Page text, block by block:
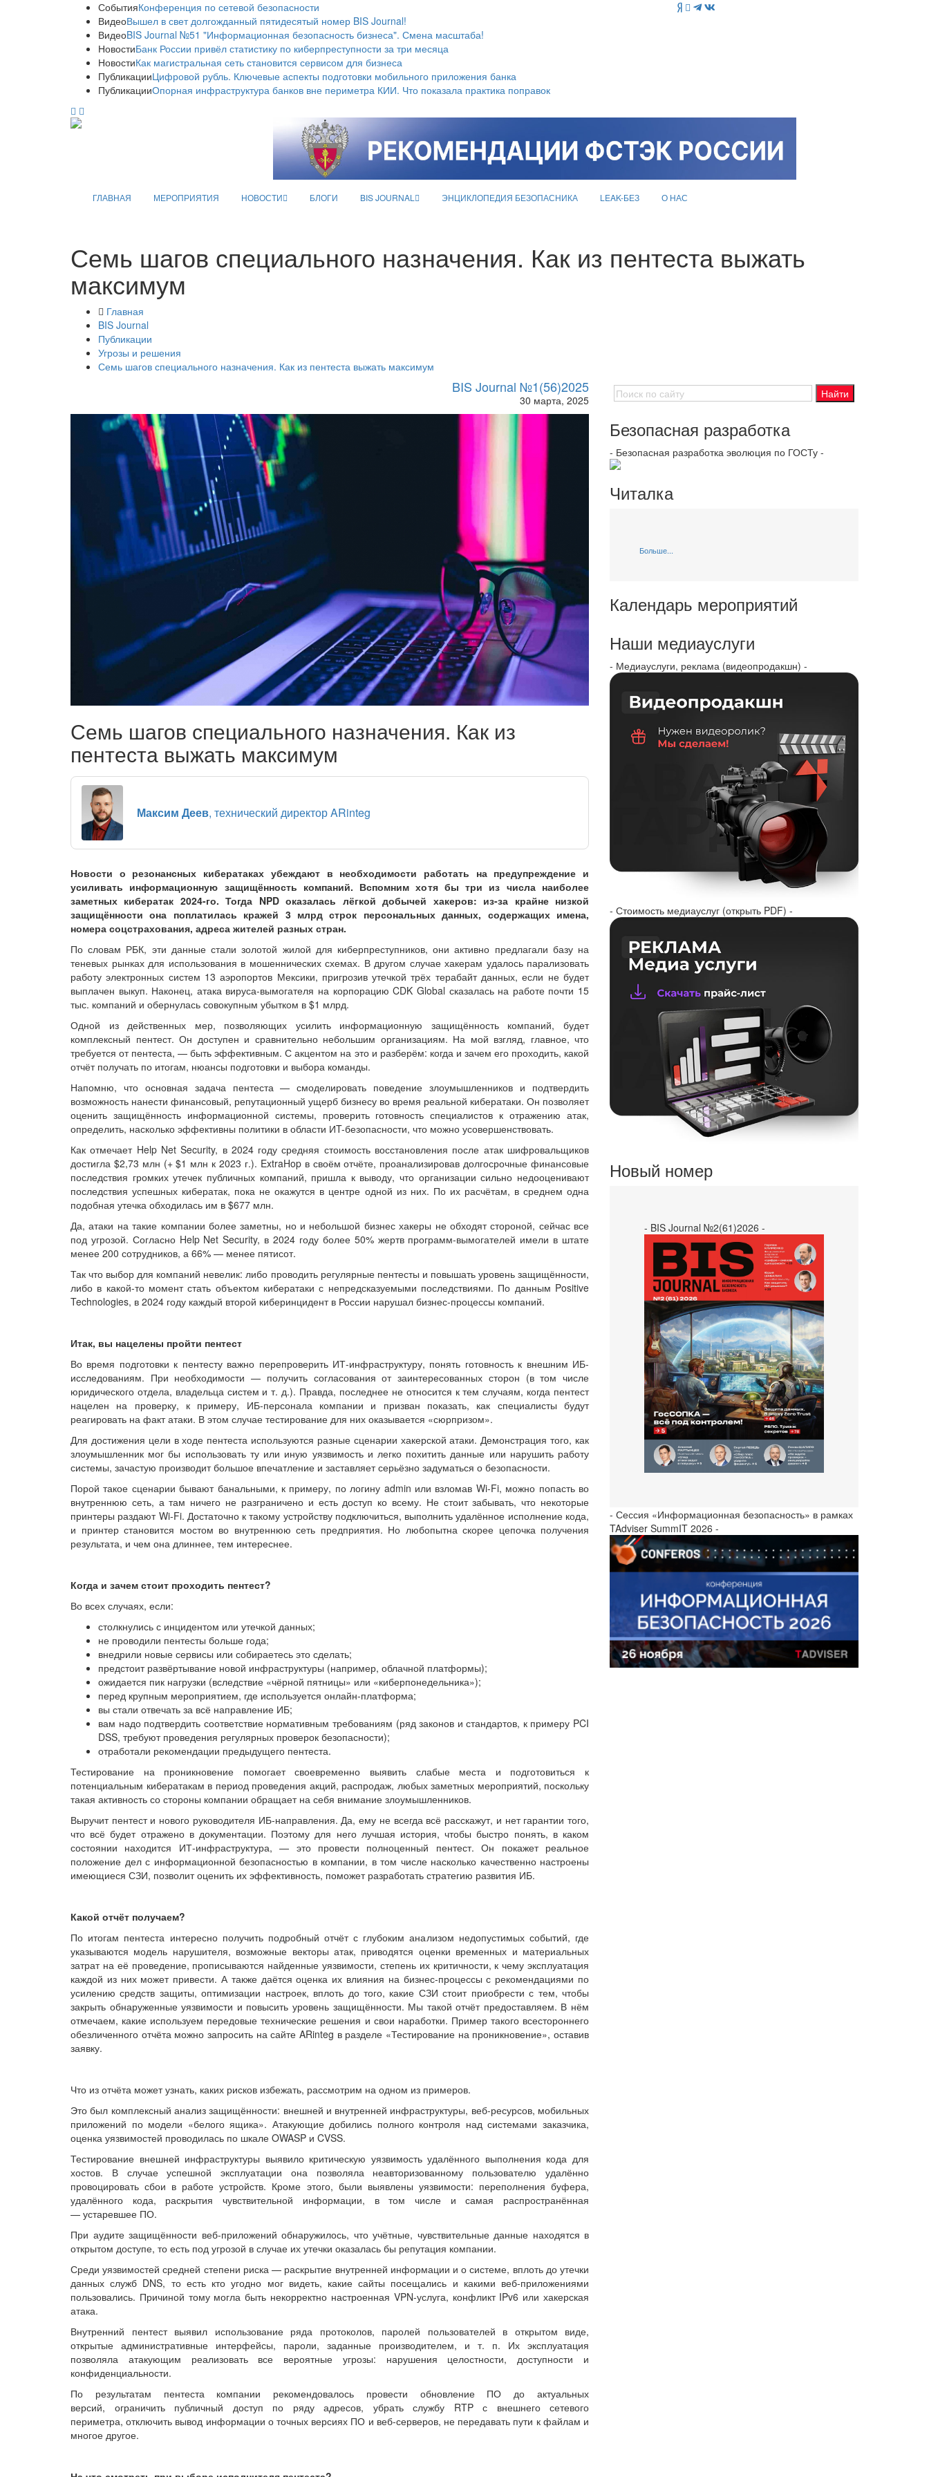
СобытияКонференция по сетевой безопасности
ВидеоВышел в свет долгожданный пятидесятый номер BIS Journal!
ВидеоBIS Journal №51 "Информационная безопасность бизнеса". Смена масштаба!
НовостиБанк России привёл статистику по киберпреступности за три месяца
НовостиКак магистральная сеть становится сервисом для бизнеса
ПубликацииЦифровой рубль. Ключевые аспекты подготовки мобильного приложения банка
ПубликацииОпорная инфраструктура банков вне периметра КИИ. Что показала практика поправок
ГЛАВНАЯ МЕРОПРИЯТИЯ НОВОСТИ БЛОГИ BIS JOURNAL ЭНЦИКЛОПЕДИЯ БЕЗОПАСНИКА LEAK-БЕЗ О НАС
Семь шагов специального назначения. Как из пентеста выжать
максимум
Главная
BIS Journal
Публикации
Угрозы и решения
Семь шагов специального назначения. Как из пентеста выжать максимум
BIS Journal №1(56)2025
30 марта, 2025
Семь шагов специального назначения. Как из
пентеста выжать максимум
Максим Деев, технический директор ARinteg
Новости о резонансных кибератаках убеждают в необходимости работать на предупреждение и
усиливать информационную защищённость компаний. Вспомним хотя бы три из числа наиболее
заметных кибератак 2024-го. Тогда NPD оказалась лёгкой добычей хакеров: из-за крайне низкой
защищённости она поплатилась кражей 3 млрд строк персональных данных, содержащих имена,
номера соцстрахования, адреса жителей разных стран.
По словам РБК, эти данные стали золотой жилой для киберпреступников, они активно предлагали базу на
теневых рынках для использования в мошеннических схемах. В другом случае хакерам удалось парализовать
работу электронных систем 13 аэропортов Мексики, пригрозив утечкой трёх терабайт данных, если не будет
выплачен выкуп. Наконец, атака вируса-вымогателя на корпорацию CDK Global сказалась на работе почти 15
тыс. компаний и обернулась совокупным убытком в $1 млрд.
Одной из действенных мер, позволяющих усилить информационную защищённость компаний, будет
комплексный пентест. Он доступен и сравнительно небольшим организациям. На мой взгляд, главное, что
требуется от пентеста, — быть эффективным. С акцентом на это и разберём: когда и зачем его проходить, какой
отчёт получать по итогам, нюансы подготовки и выбора команды.
Напомню, что основная задача пентеста — смоделировать поведение злоумышленников и подтвердить
возможность нанести финансовый, репутационный ущерб бизнесу во время реальной кибератаки. Он позволяет
оценить защищённость информационной системы, проверить готовность специалистов к отражению атак,
определить, насколько эффективны политики в области ИT-безопасности, что можно усовершенствовать.
Как отмечает Help Net Security, в 2024 году средняя стоимость восстановления после атак шифровальщиков
достигла $2,73 млн (+ $1 млн к 2023 г.). ExtraHop в своём отчёте, проанализировав долгосрочные финансовые
последствия громких утечек публичных компаний, пришла к выводу, что организации сильно недооценивают
последствия успешных кибератак, пока не окажутся в центре одной из них. По их расчётам, в среднем одна
подобная утечка обходилась им в $677 млн.
Да, атаки на такие компании более заметны, но и небольшой бизнес хакеры не обходят стороной, сейчас все
под угрозой. Согласно Help Net Security, в 2024 году более 50% жертв программ-вымогателей имели в штате
менее 200 сотрудников, а 66% — менее пятисот.
Так что выбор для компаний невелик: либо проводить регулярные пентесты и повышать уровень защищённости,
либо в какой-то момент стать объектом кибератаки с непредсказуемыми последствиями. По данным Positive
Technologies, в 2024 году каждый второй киберинцидент в России нарушал бизнес-процессы компаний.
Итак, вы нацелены пройти пентест
Во время подготовки к пентесту важно перепроверить ИТ-инфраструктуру, понять готовность к внешним ИБ-
исследованиям. При необходимости — получить согласования от заинтересованных сторон (в том числе
юридического отдела, владельца систем и т. д.). Правда, последнее не относится к тем случаям, когда пентест
нацелен на проверку, к примеру, ИБ-персонала компании и призван показать, как специалисты будут
реагировать на факт атаки. В этом случае тестирование для них оказывается «сюрпризом».
Для достижения цели в ходе пентеста используются разные сценарии хакерской атаки. Демонстрация того, как
злоумышленник мог бы использовать ту или иную уязвимость и легко похитить данные или нарушить работу
системы, зачастую производит большое впечатление и заставляет серьёзно задуматься о безопасности.
Порой такое сценарии бывают банальными, к примеру, по логину admin или взломав Wi-Fi, можно попасть во
внутреннюю сеть, а там ничего не разграничено и есть доступ ко всему. Не стоит забывать, что некоторые
принтеры раздают Wi-Fi. Достаточно к такому устройству подключиться, выполнить удалённое исполнение кода,
и принтер становится мостом во внутреннюю сеть предприятия. Но любопытна скорее цепочка получения
результата, и чем она длиннее, тем интереснее.
Когда и зачем стоит проходить пентест?
Во всех случаях, если:
столкнулись с инцидентом или утечкой данных;
не проводили пентесты больше года;
внедрили новые сервисы или собираетесь это сделать;
предстоит развёртывание новой инфраструктуры (например, облачной платформы);
ожидается пик нагрузки (вследствие «чёрной пятницы» или «киберпонедельника»);
перед крупным мероприятием, где используется онлайн-платформа;
вы стали отвечать за всё направление ИБ;
вам надо подтвердить соответствие нормативным требованиям (ряд законов и стандартов, к примеру PCI
DSS, требуют проведения регулярных проверок безопасности);
отработали рекомендации предыдущего пентеста.
Тестирование на проникновение помогает своевременно выявить слабые места и подготовиться к
потенциальным кибератакам в период проведения акций, распродаж, любых заметных мероприятий, поскольку
такая активность со стороны компании обращает на себя внимание злоумышленников.
Выручит пентест и нового руководителя ИБ-направления. Да, ему не всегда всё расскажут, и нет гарантии того,
что всё будет отражено в документации. Поэтому для него лучшая история, чтобы быстро понять, в каком
состоянии находится ИТ-инфраструктура, — это провести полноценный пентест. Он покажет реальное
положение дел с информационной безопасностью в компании, в том числе насколько качественно настроены
имеющиеся СЗИ, позволит оценить их эффективность, поможет разработать стратегию развития ИБ.
Какой отчёт получаем?
По итогам пентеста интересно получить подробный отчёт с глубоким анализом недопустимых событий, где
указываются модель нарушителя, возможные векторы атак, приводятся оценки временных и материальных
затрат на её проведение, прописываются найденные уязвимости, степень их критичности, к чему эксплуатация
каждой из них может привести. А также даётся оценка их влияния на бизнес-процессы с рекомендациями по
усилению средств защиты, оптимизации настроек, вплоть до того, какие СЗИ стоит приобрести с тем, чтобы
закрыть обнаруженные уязвимости и повысить уровень защищённости. Мы такой отчёт предоставляем. В нём
отмечаем, какие используем передовые технические решения и свои наработки. Пример такого всестороннего
обезличенного отчёта можно запросить на сайте ARinteg в разделе «Тестирование на проникновение», оставив
заявку.
Что из отчёта может узнать, каких рисков избежать, рассмотрим на одном из примеров.
Это был комплексный анализ защищённости: внешней и внутренней инфраструктуры, веб-ресурсов, мобильных
приложений по модели «белого ящика». Атакующие добились полного контроля над системами заказчика,
оценка уязвимостей проводилась по шкале OWASP и CVSS.
Тестирование внешней инфраструктуры выявило критическую уязвимость удалённого выполнения кода для
хостов. В случае успешной эксплуатации она позволяла неавторизованному пользователю удалённо
провоцировать сбои в работе устройств. Кроме этого, были выявлены уязвимости: переполнения буфера,
удалённого кода, раскрытия чувствительной информации, в том числе и самая распространённая
— устаревшее ПО.
При аудите защищённости веб-приложений обнаружилось, что учётные, чувствительные данные находятся в
открытом доступе, то есть под угрозой в случае их утечки оказалась бы репутация компании.
Среди уязвимостей средней степени риска — раскрытие внутренней информации и о системе, вплоть до утечки
данных служб DNS, то есть кто угодно мог видеть, какие сайты посещались и какими веб-приложениями
пользовались. Причиной тому могла быть некорректно настроенная VPN-услуга, конфликт IPv6 или хакерская
атака.
Внутренний пентест выявил использование ряда протоколов, паролей пользователей в открытом виде,
открытые административные интерфейсы, пароли, заданные производителем, и т. п. Их эксплуатация
позволяла атакующим реализовать все вероятные угрозы: нарушения целостности, доступности и
конфиденциальности.
По результатам пентеста компании рекомендовалось провести обновление ПО до актуальных
версий, ограничить публичный доступ по ряду адресов, убрать службу RTP с внешнего сетевого
периметра, отключить вывод информации о точных версиях ПО и веб-серверов, не передавать пути к файлам и
многое другое.
Безопасная разработка
- Безопасная разработка эволюция по ГОСТу -
Читалка
Больше...
Календарь мероприятий
Наши медиауслуги
- Медиауслуги, реклама (видеопродакшн) -
- Стоимость медиауслуг (открыть PDF) -
Новый номер
- BIS Journal №2(61)2026 -
- Сессия «Информационная безопасность» в рамках
TAdviser SummIT 2026 -